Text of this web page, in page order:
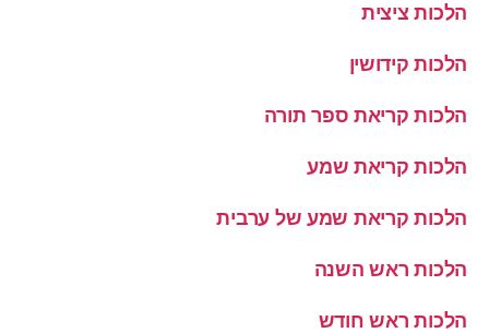
הלכות ציצית
הלכות קידושין
הלכות קריאת ספר תורה
הלכות קריאת שמע
הלכות קריאת שמע של ערבית
הלכות ראש השנה
הלכות ראש חודש